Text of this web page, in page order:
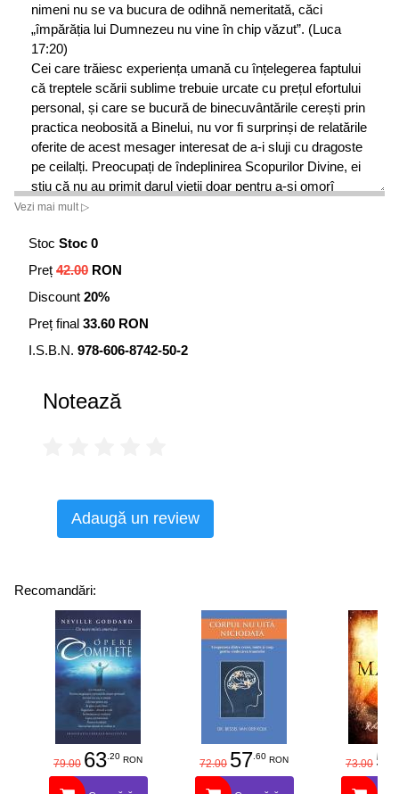
nimeni nu se va bucura de odihnă nemeritată, căci
„împărăția lui Dumnezeu nu vine în chip văzut”. (Luca
17:20)
Cei care trăiesc experiența umană cu înțelegerea faptului
că treptele scării sublime trebuie urcate cu prețul efortului
personal, și care se bucură de binecuvântările cerești prin
practica neobosită a Binelui, nu vor fi surprinși de relatările
oferite de acest mesager interesat de a-i sluji cu dragoste
pe ceilalți. Preocupați de îndeplinirea Scopurilor Divine, ei
știu că nu au primit darul vieții doar pentru a-și omorî
timpul sau darul credinței pentru a-l tulbura pe semenul lor.
însă nemulțumire și perplexitate în partizanii
favoritismelor, ce sunt încă prinși în pânza vechilor iluzii,
Vezi mai mult ▷
Stoc Stoc 0
Preț 42.00 RON
Discount 20%
Preț final 33.60 RON
I.S.B.N. 978-606-8742-50-2
Notează
Adaugă un review
Recomandări:
79.00 63.20 RON 72.00 57.60 RON 73.00 58